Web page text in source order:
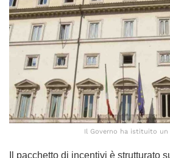
Il Governo ha istituito
Il pacchetto di incentivi è strutturato